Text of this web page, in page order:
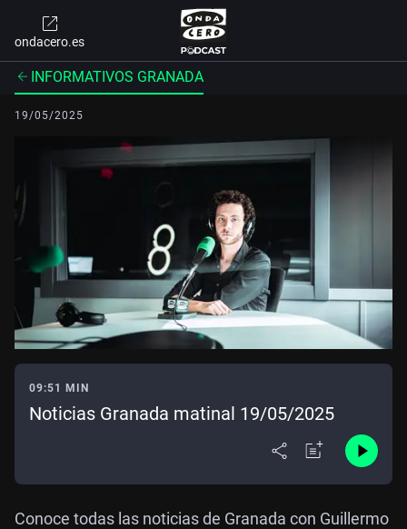
ondacero.es
INFORMATIVOS GRANADA
19/05/2025
09:51 MIN
Noticias Granada matinal 19/05/2025
Conoce todas las noticias de Granada con Guillermo